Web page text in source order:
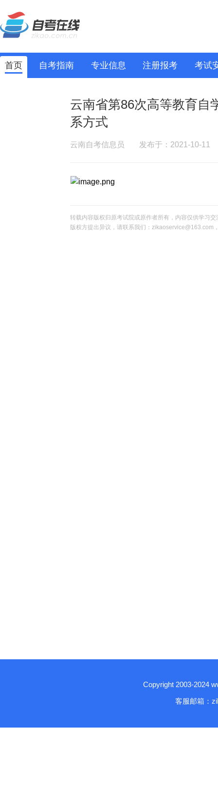
首页 自考指南 专业信息 注册报考 考试
云南省第86次高等教育自
系方式
云南自考信息员 发布于：2021-10-11
转载内容版权归原考试院或原作者所有，内容仅供学习
版权方提出异议，请联系我们：zikaoservice@163.com
Copyright 2003-2024
客服邮箱：